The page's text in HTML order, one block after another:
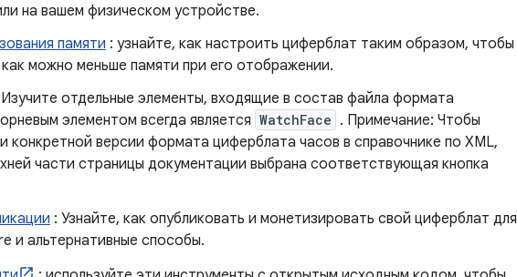
на вашем физическом устройстве.
памяти : узнайте, как настроить циферблат таким образом, чтобы
можно меньше памяти при его отображении.
отдельные элементы, входящие в состав файла формата
элементом всегда является WatchFace . Примечание: Чтобы
конкретной версии формата циферблата часов в справочнике по XML,
части страницы документации выбрана соответствующая кнопка
: Узнайте, как опубликовать и монетизировать свой циферблат для
и альтернативные способы.